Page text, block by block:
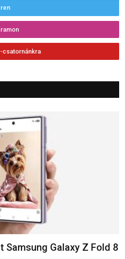
csatornánkra
Samsung Galaxy Z Fold 8